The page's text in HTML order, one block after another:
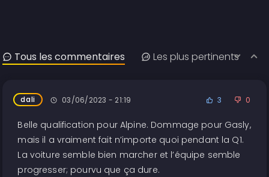
Tous les commentaires Les plus pertinents
dali 03/06/2023 - 21:19 3 0
Belle qualification pour Alpine. Dommage pour Gasly,
mais il a vraiment fait n’importe quoi pendant la Q1.
La voiture semble bien marcher et l’équipe semble
progresser; pourvu que ça dure.